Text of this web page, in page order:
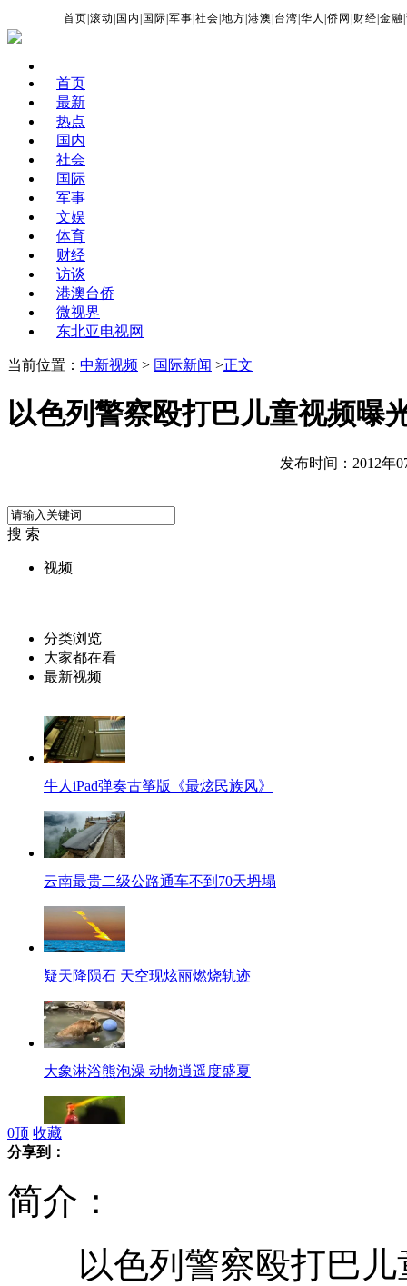
首页 |滚动 国内 国际 |军事 |社会 |地方 |港澳 台湾 |华人 |侨网 财经 |金融 |
首页
最新
热点
国内
社会
国际
军事
文娱
体育
财经
访谈
港澳台侨
微视界
东北亚电视网
当前位置： 中新视频 > 国际新闻 >正文
以色列警察殴打巴儿童视频曝
发布时间：2012年
搜 索
视频
分类浏览
大家都在看
最新视频
牛人iPad弹奏古筝版《最炫民族风》
云南最贵二级公路通车不到70天坍塌
疑天降陨石 天空现炫丽燃烧轨迹
大象淋浴熊泡澡 动物逍遥度盛夏
南宁一高架桥下铺设水泥锥"防小便"
0顶 收藏
分享到：
简介：
以色列警察殴打巴儿